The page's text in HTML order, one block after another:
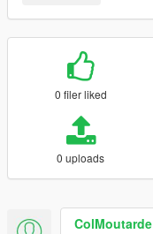
0 filer liked
0 uploads
ColMoutarde